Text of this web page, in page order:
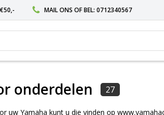
MAIL ONS OF BEL: 0712340567
onderdelen 27
uw Yamaha kunt u die vinden op